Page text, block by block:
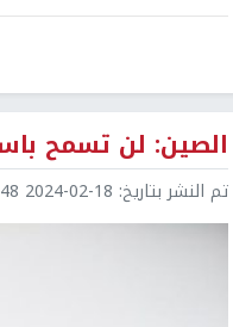
الصين: لن تسمح
تم النشر بتاريخ: 2024-02-18 20:48